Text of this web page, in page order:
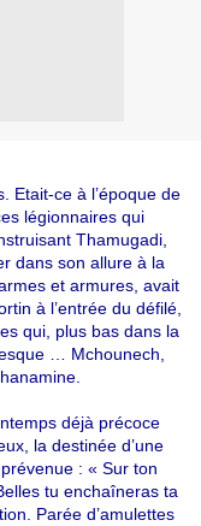
Etait-ce à l’époque de
légionnaires qui
Thamugadi,
dans son allure à la
et armures, avait
à l’entrée du défilé,
qui, plus bas dans la
… Mchounech,
déjà précoce
la destinée d’une
: « Sur ton
tu enchaîneras ta
Parée d’amulettes